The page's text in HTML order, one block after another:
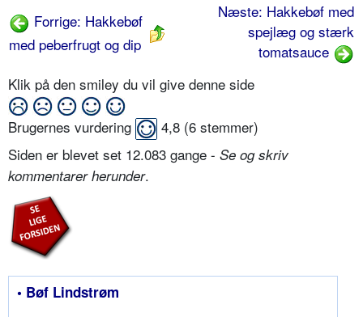
Forrige: Hakkebøf
med peberfrugt og dip
Næste: Hakkebøf med
spejlæg og stærk
tomatsauce
Klik på den smiley du vil give denne side
Brugernes vurdering 4,8 (6 stemmer)
Siden er blevet set 12.083 gange - Se og skriv
kommentarer herunder.
• Bøf Lindstrøm